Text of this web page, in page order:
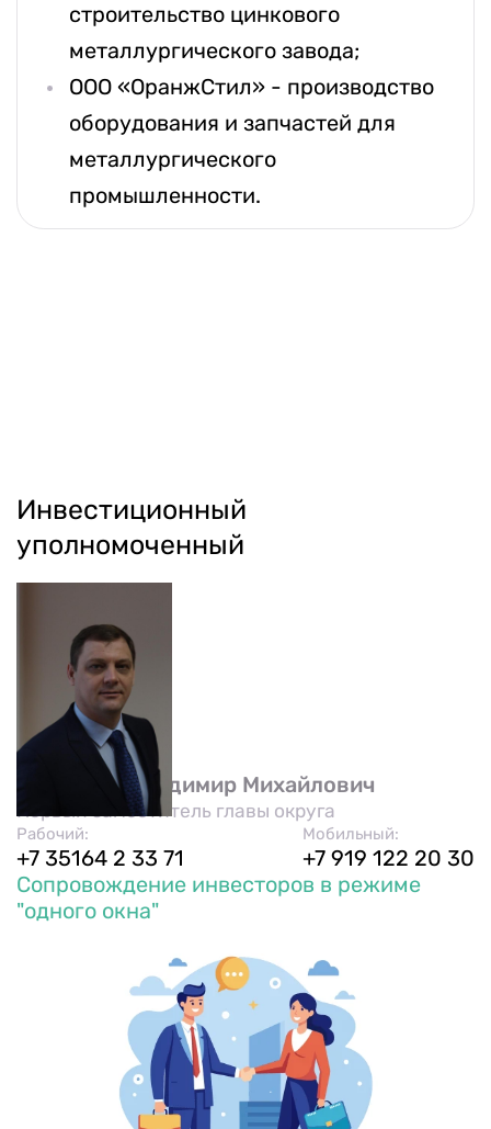
строительство цинкового
металлургического завода;
ООО «ОранжСтил» - производство
оборудования и запчастей для
металлургического
промышленности.
Инвестиционный
уполномоченный
Москалев Владимир Михайлович
Первый заместитель главы округа
Рабочий:
+7 35164 2 33 71
Мобильный:
+7 919 122 20 30
Сопровождение инвесторов в режиме
"одного окна"